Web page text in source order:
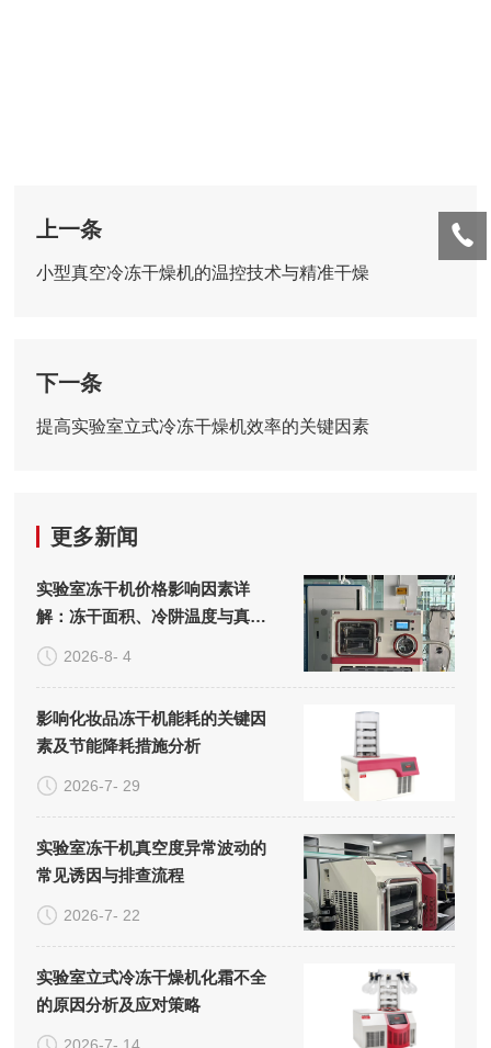
上一条
小型真空冷冻干燥机的温控技术与精准干燥
下一条
提高实验室立式冷冻干燥机效率的关键因素
更多新闻
实验室冻干机价格影响因素详
解：冻干面积、冷阱温度与真空
系统的成本构成
2026-8- 4
影响化妆品冻干机能耗的关键因
素及节能降耗措施分析
2026-7- 29
实验室冻干机真空度异常波动的
常见诱因与排查流程
2026-7- 22
实验室立式冷冻干燥机化霜不全
的原因分析及应对策略